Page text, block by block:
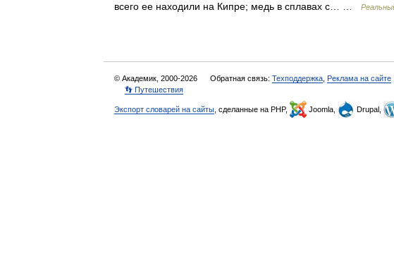
всего ее находили на Кипре; медь в сплавах с… …
© Академик, 2000-2026 Обратная связь: Техподдержка Реклама на сайте
👣 Путешествия
Экспорт словарей на сайты , сделанные на PHP, Joomla, Drupal,